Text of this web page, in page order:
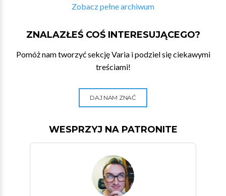
Zobacz pełne archiwum
ZNALAZŁEŚ COŚ INTERESUJĄCEGO?
Pomóż nam tworzyć sekcję Varia i podziel się ciekawymi
treściami!
DAJ NAM ZNAĆ
WESPRZYJ NA PATRONITE